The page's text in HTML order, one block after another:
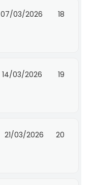
18
07/03/2026
19
14/03/2026
20
21/03/2026